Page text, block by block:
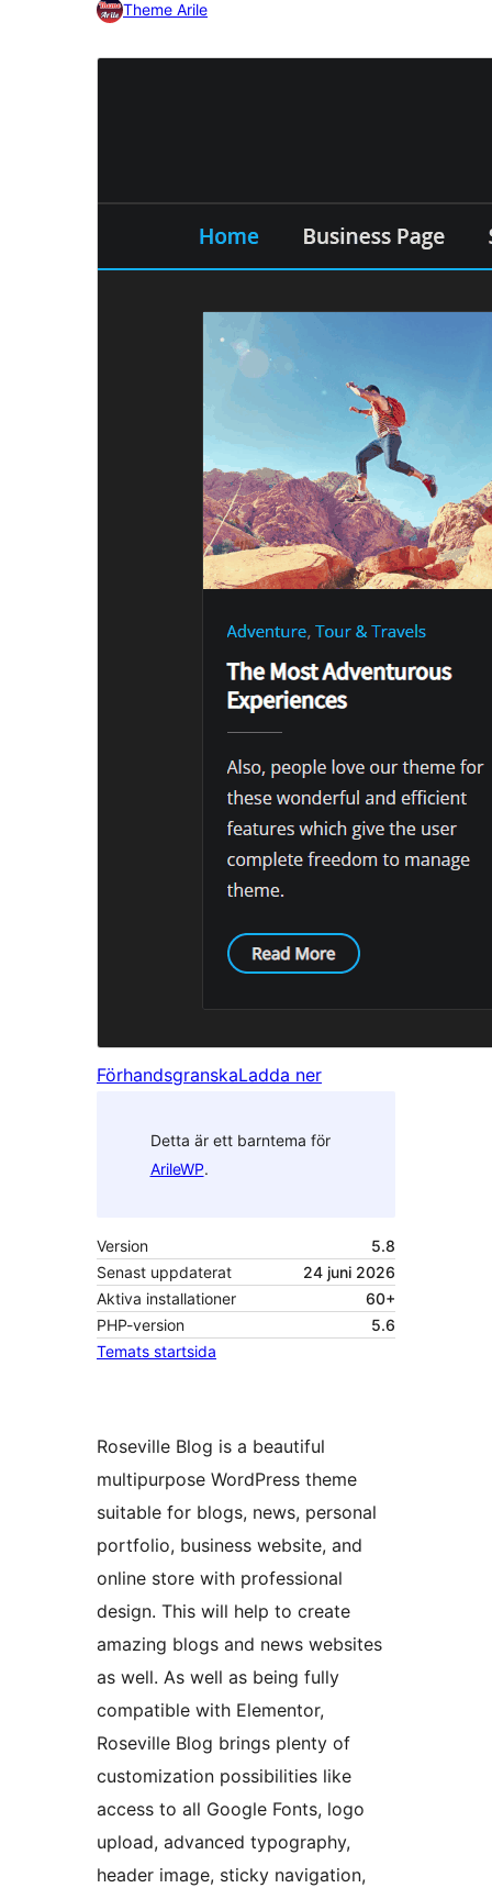
Theme Arile
FörhandsgranskaLadda ner
Detta är ett barntema för
ArileWP.
Version
5.8
Senast uppdaterat
24 juni 2026
Aktiva installationer
60+
PHP-version
5.6
Temats startsida
Roseville Blog is a beautiful
multipurpose WordPress theme
suitable for blogs, news, personal
portfolio, business website, and
online store with professional
design. This will help to create
amazing blogs and news websites
as well. As well as being fully
compatible with Elementor,
Roseville Blog brings plenty of
customization possibilities like
access to all Google Fonts, logo
upload, advanced typography,
header image, sticky navigation,